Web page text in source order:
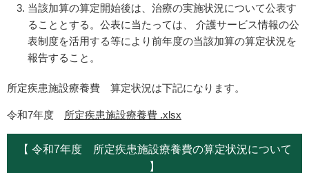
当該加算の算定開始後は、治療の実施状況について公表す
ることとする。公表に当たっては、 介護サービス情報の公
表制度を活用する等により前年度の当該加算の算定状況を
報告すること。
所定疾患施設療養費 算定状況は下記になります。
令和7年度 所定疾患施設療養費 .xlsx
【 令和7年度 所定疾患施設療養費の算定状況について
】